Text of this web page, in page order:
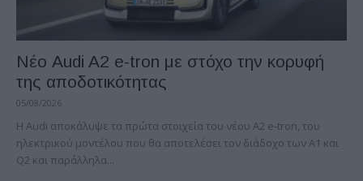
Νέο Audi A2 e-tron με στόχο την κορυφή
της αποδοτικότητας
05/08/2026
Η Audi αποκάλυψε τα πρώτα στοιχεία του νέου A2 e-tron, του
ηλεκτρικού μοντέλου που θα αποτελέσει τον διάδοχο των A1 και
Q2 και παράλληλα...